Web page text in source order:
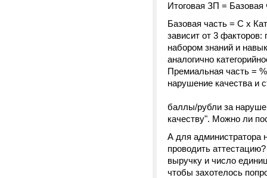
Итоговая ЗП = Базовая
Базовая часть = С х
зависит от 3 факторов:
набором знаний и
аналогично
Премиальная часть =
нарушение качества и
баллы/рубли за
качеству". Можно ли
А для администратора
проводить
выручку и число
чтобы захотелось